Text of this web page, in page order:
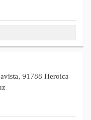
91788 Heroica